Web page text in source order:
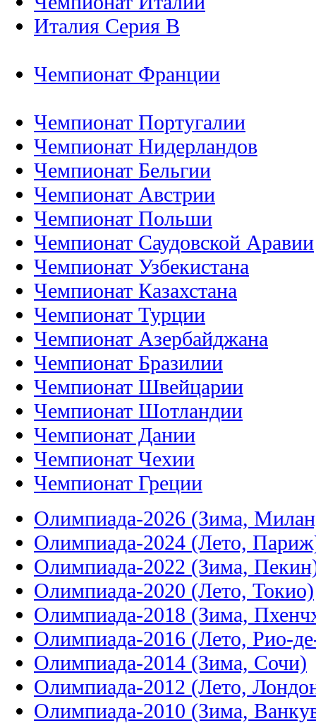
Италия Серия B
Чемпионат Франции
Чемпионат Португалии
Чемпионат Нидерландов
Чемпионат Бельгии
Чемпионат Австрии
Чемпионат Польши
Чемпионат Саудовской Аравии
Чемпионат Узбекистана
Чемпионат Казахстана
Чемпионат Турции
Чемпионат Азербайджана
Чемпионат Бразилии
Чемпионат Швейцарии
Чемпионат Шотландии
Чемпионат Дании
Чемпионат Чехии
Чемпионат Греции
Олимпиада-2026 (Зима,
Олимпиада-2024 (Лето,
Олимпиада-2022 (Зима,
Олимпиада-2020 (Лето, Токио)
Олимпиада-2018 (Зима,
Олимпиада-2016 (Лето, Рио-
Олимпиада-2014 (Зима, Сочи)
Олимпиада-2012 (Лето,
Олимпиада-2010 (Зима,